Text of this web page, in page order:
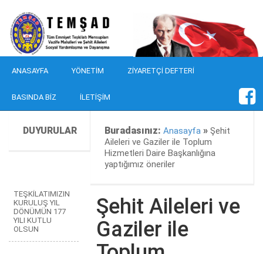
ANASAYFA YÖNETIM ZIYARETÇI DEFTERI
BASINDA BIZ İLETIŞIM
DUYURULAR Buradasınız:Anasayfa »Şehit
Aileleri ve Gaziler ile Toplum
Hizmetleri Daire Başkanlığına
yaptığımız öneriler
TEŞKİLATIMIZIN
KURULUŞ YIL
DÖNÜMÜN 177
YILI KUTLU
OLSUN
Şehit Aileleri ve
Gaziler ile